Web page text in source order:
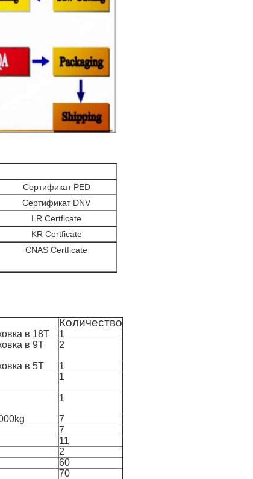
Сертификат PED
Сертификат DNV
LR Certficate
KR Certficate
CNAS Certficate
Количество
в 18T
1
в 9T 2
в 5T
1
1
1
7
7
11
2
60
70